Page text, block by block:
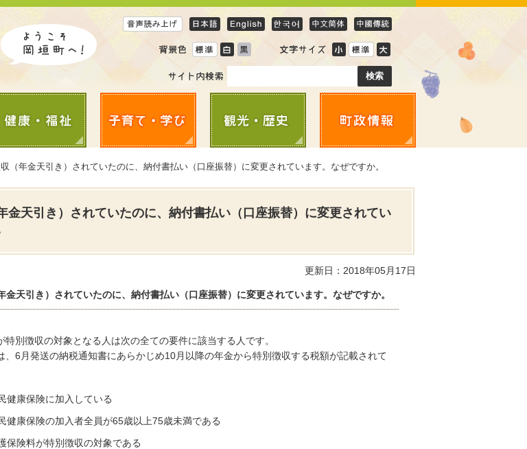
（年金天引き）されていたのに、納付書払い（口座振替）に変更されています。なぜですか。
金天引き）されていたのに、納付書払い（口座振替）に変更されてい
更新日：2018年05月17日
金天引き）されていたのに、納付書払い（口座振替）に変更されています。なぜですか。
特別徴収の対象となる人は次の全ての要件に該当する人です。
、6月発送の納税通知書にあらかじめ10月以降の年金から特別徴収する税額が記載されて
健康保険に加入している
健康保険の加入者全員が65歳以上75歳未満である
保険料が特別徴収の対象である